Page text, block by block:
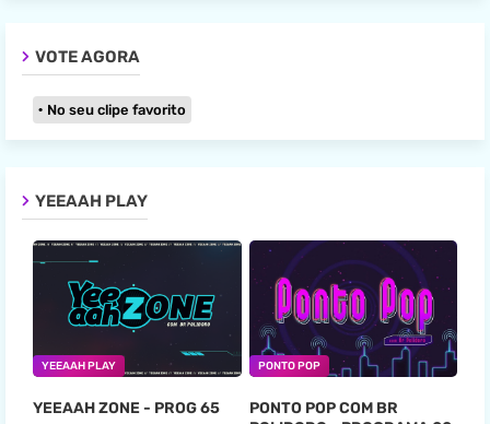
VOTE AGORA
No seu clipe favorito
YEEAAH PLAY
YEEAAH PLAY
YEEAAH ZONE - PROG 65
PONTO POP
PONTO POP COM BR